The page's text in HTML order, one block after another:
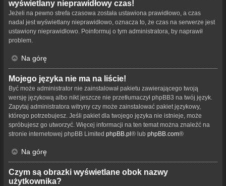
wyświetlany nieprawidłowy czas!
Jeżeli na pewno strefa czasowa została ustawiona prawidłowo, a czas
nadal jest wyświetlany nieprawidłowo, oznacza to, że czas na serwerze jest
ustawiony nieprawidłowo. Poinformuj o tym administratora, by naprawił
problem.
Na górę
Mojego języka nie ma na liście!
Być może administrator nie zainstalował pakietu zawierającego twoją
wersję językową albo nikt jeszcze nie przetłumaczył phpBB3 na twój język.
Zapytaj administratora witryny czy może zainstalować pakiet językowy,
którego potrzebujesz. Jeśli pakiet dla twojego języka nie istnieje, może
spróbujesz go utworzyć. Więcej informacji na ten temat można znaleźć na
stronie internetowej phpBB Limited phpBB.pl® lub phpBB.com®
Na górę
Czym są obrazki wyświetlane obok nazwy
użytkownika?